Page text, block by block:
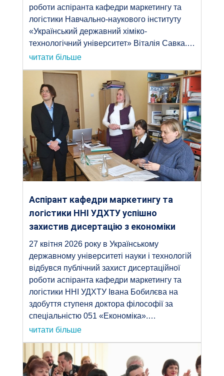
роботи аспіранта кафедри маркетингу та
логістики Навчально-наукового інституту
«Український державний хіміко-
технологічний університет» Віталія Савка.…
читати більше
Аспірант кафедри маркетингу та
логістики ННІ УДХТУ успішно
захистив дисертацію з економіки
27 квітня 2026 року в Українському
державному університеті науки і технологій
відбувся публічний захист дисертаційної
роботи аспіранта кафедри маркетингу та
логістики ННІ УДХТУ Івана Бобилєва на
здобуття ступеня доктора філософії за
спеціальністю 051 «Економіка».…
читати більше